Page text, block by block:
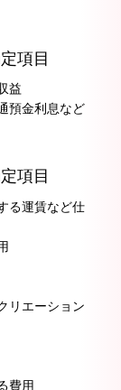
項目
益
預金利息など
項目
る運賃など仕
リエーション
費用